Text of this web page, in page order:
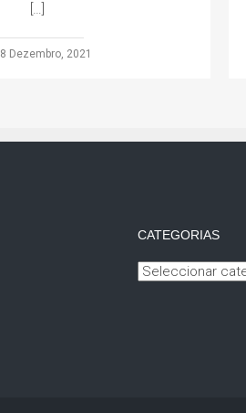
[…]
8 Dezembro, 2021
CATEGORIAS
Categorias